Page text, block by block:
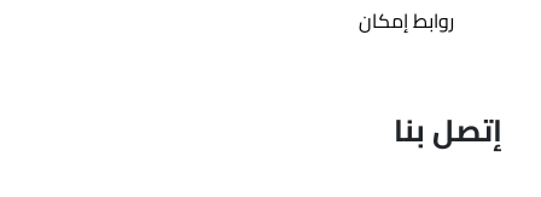
روابط إمكان
إتصل بنا